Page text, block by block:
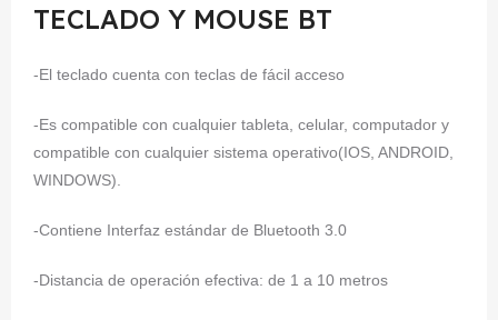
TECLADO Y MOUSE BT
-El teclado cuenta con teclas de fácil acceso
-Es compatible con cualquier tableta, celular, computador y
compatible con cualquier sistema operativo(IOS, ANDROID,
WINDOWS).
-Contiene Interfaz estándar de Bluetooth 3.0
-Distancia de operación efectiva: de 1 a 10 metros